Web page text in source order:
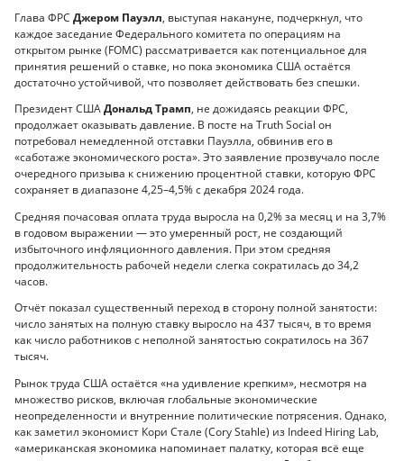
Глава ФРС Джером Пауэлл, выступая накануне, подчеркнул, что
каждое заседание Федерального комитета по операциям на
открытом рынке (FOMC) рассматривается как потенциальное для
принятия решений о ставке, но пока экономика США остаётся
достаточно устойчивой, что позволяет действовать без спешки.
Президент СШАДональд Трамп, не дожидаясь реакции ФРС,
продолжает оказывать давление. В посте на Truth Social он
потребовал немедленной отставки Пауэлла, обвинив его в
«саботаже экономического роста». Это заявление прозвучало после
очередного призыва к снижению процентной ставки, которую ФРС
сохраняет в диапазоне 4,25–4,5% с декабря 2024 года.
Средняя почасовая оплата труда выросла на 0,2% за месяц и на 3,7%
в годовом выражении — это умеренный рост, не создающий
избыточного инфляционного давления. При этом средняя
продолжительность рабочей недели слегка сократилась до 34,2
часов.
Отчёт показал существенный переход в сторону полной занятости:
число занятых на полную ставку выросло на 437 тысяч, в то время
как число работников с неполной занятостью сократилось на 367
тысяч.
Рынок труда США остаётся «на удивление крепким», несмотря на
множество рисков, включая глобальные экономические
неопределенности и внутренние политические потрясения. Однако,
как заметил экономист Кори Стале (Cory Stahle) из Indeed Hiring Lab,
«американская экономика напоминает палатку, которая всё еще